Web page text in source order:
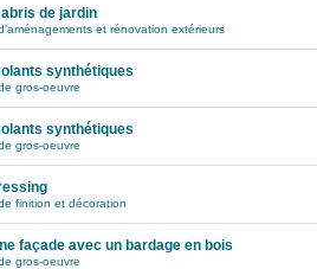
de jardin
et rénovation extérieurs
synthétiques
gros-oeuvre
synthétiques
gros-oeuvre
finition et décoration
façade avec un bardage en bois
gros-oeuvre